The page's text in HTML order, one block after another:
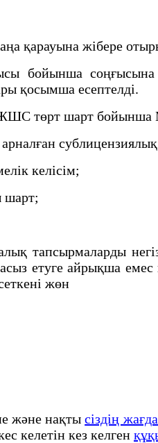
қарауына жібере
бойынша
қосымша есептелді.
төрт шарт бойынша
келісім;
шарт;
тапсырмаларды
етуге айрықша
жөн
және нақтысіздің
келетін кез келген